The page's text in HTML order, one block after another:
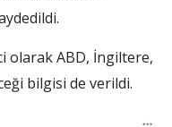
olarak ABD, İngiltere,
bilgisi de verildi.